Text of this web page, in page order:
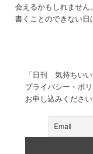
会えるかもしれません。
書くことのできない日
「日刊 気持ちい
プライバシー・ポ
お申し込みください